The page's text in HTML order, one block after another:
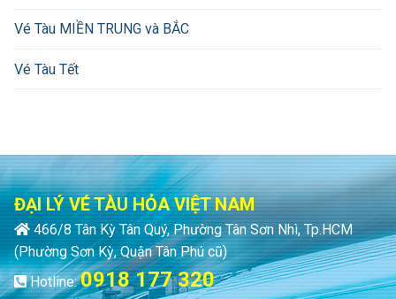
Vé Tàu MIỀN TRUNG và BẮC
Vé Tàu Tết
ĐẠI LÝ VÉ TÀU HỎA VIỆT NAM
466/8 Tân Kỳ Tân Quý, Phường Tân Sơn Nhì, Tp.HCM
(Phường Sơn Kỳ, Quận Tân Phú cũ)
Hotline:0918 177 320